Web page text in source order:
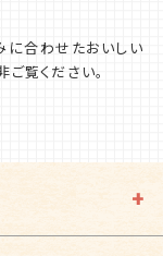
に合わせたおいしい
覧ください。